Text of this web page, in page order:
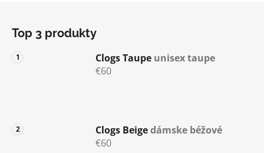
Top 3 produkty
Clogs Taupe unisex taupe
€60
Clogs Beigedámske béžové
€60